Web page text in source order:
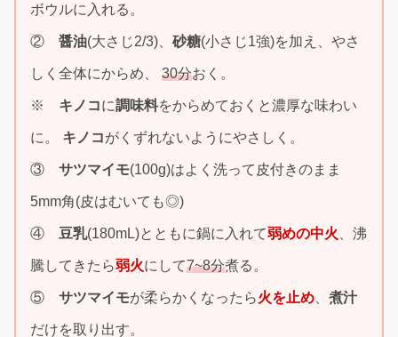
ボウルに入れる。
② 醤油(大さじ2/3)、 砂糖(小さじ1強)を加え、やさ
しく全体にからめ、 30分おく。
※ キノコに調味料をからめておくと濃厚な味わい
に。 キノコがくずれないようにやさしく。
③ サツマイモ(100g)はよく洗って皮付きのまま
5mm角(皮はむいても◎)
④ 豆乳(180mL)とともに鍋に入れて弱めの中火 、沸
騰してきたら弱火にして7~8分煮る。
⑤ サツマイモが柔らかくなったら火を止め 煮汁
だけを取り出す。